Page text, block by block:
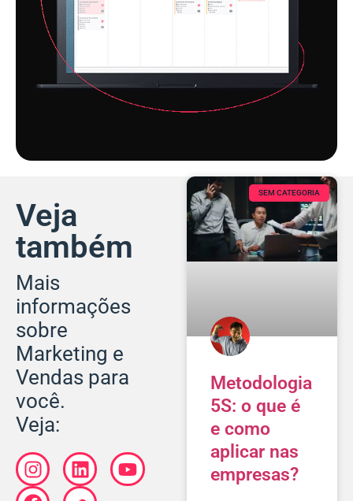
Veja
também
Mais
informações
sobre
Marketing e
Vendas para
você.
Veja:
SEM CATEGORIA
Metodologia
5S: o que é
e como
aplicar nas
empresas?